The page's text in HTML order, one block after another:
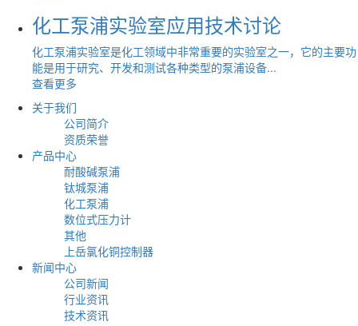
化工泵浦实验室应用技术讨论
化工泵浦实验室是化工领域中非常重要的实验室之一，它的主要功
能是用于研究、开发和测试各种类型的泵浦设备...
查看更多
关于我们
公司简介
资质荣誉
产品中心
耐酸碱泵浦
钛城泵浦
化工泵浦
数位式压力计
其他
上岳氯化铜控制器
新闻中心
公司新闻
行业资讯
技术资讯